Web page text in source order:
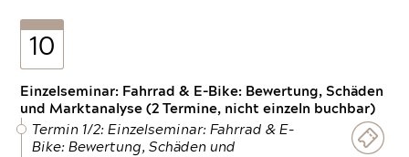
10
Einzelseminar: Fahrrad & E-Bike: Bewertung, Schäden
und Marktanalyse (2 Termine, nicht einzeln buchbar)
Termin 1/2: Einzelseminar: Fahrrad & E-
Bike: Bewertung, Schäden und